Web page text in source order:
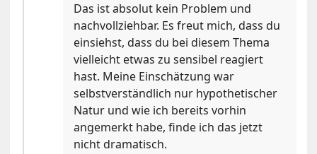
Das ist absolut kein Problem und
nachvollziehbar. Es freut mich, dass du
einsiehst, dass du bei diesem Thema
vielleicht etwas zu sensibel reagiert
hast. Meine Einschätzung war
selbstverständlich nur hypothetischer
Natur und wie ich bereits vorhin
angemerkt habe, finde ich das jetzt
nicht dramatisch.